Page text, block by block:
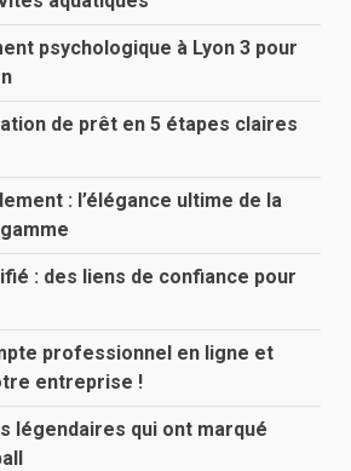
psychologique à Lyon 3 pour
de prêt en 5 étapes claires
: l’élégance ultime de la
: des liens de confiance pour
professionnel en ligne et
entreprise !
légendaires qui ont marqué